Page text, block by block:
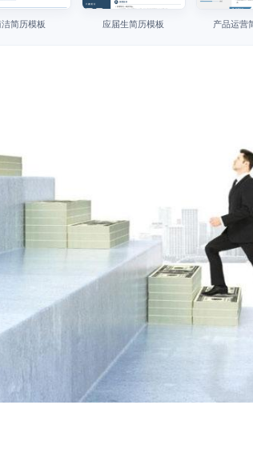
简历模板 应届生简历模板 产品运营